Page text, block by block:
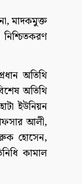
মাদকমুক্ত
অতিথি
অতিথি
ইউনিয়ন
আলী,
হোসেন,
কামাল